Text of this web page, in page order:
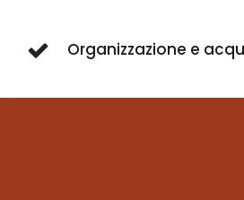
Organizzazione e